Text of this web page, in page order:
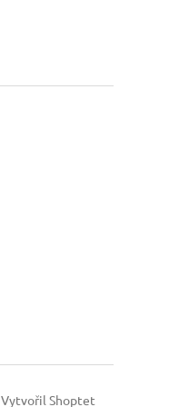
Vytvořil Shoptet